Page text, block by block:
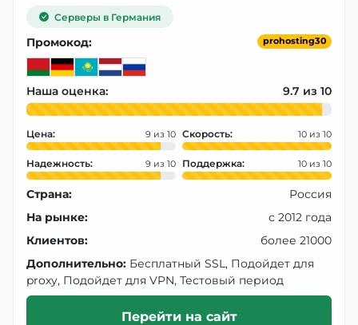
Серверы в Германия
Промокод: prohosting30
Наша оценка: 9.7
Цена: 9 Скорость: 10
Надежность: 9 Поддержка: 10
Страна:
Россия
На рынке:
с 2012 года
Клиентов:
более 21000
Дополнительно: Бесплатный SSL, Подойдет для
proxy, Подойдет для VPN, Тестовый период
Перейти на сайт